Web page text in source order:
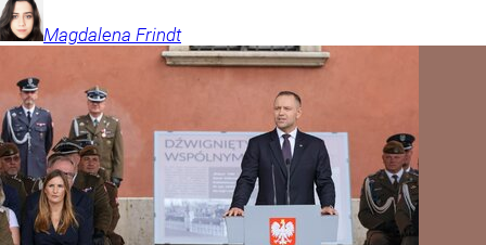
Magdalena Frindt